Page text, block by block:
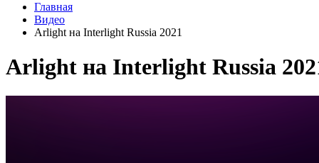
Главная
Видео
Arlight на Interlight Russia 2021
Arlight на Interlight Russia